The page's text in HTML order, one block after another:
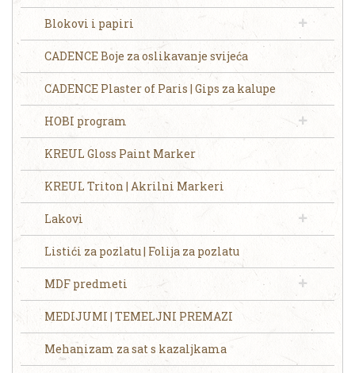
Blokovi i papiri
CADENCE Boje za oslikavanje svijeća
CADENCE Plaster of Paris | Gips za kalupe
HOBI program
KREUL Gloss Paint Marker
KREUL Triton | Akrilni Markeri
Lakovi
Listići za pozlatu | Folija za pozlatu
MDF predmeti
MEDIJUMI | TEMELJNI PREMAZI
Mehanizam za sat s kazaljkama